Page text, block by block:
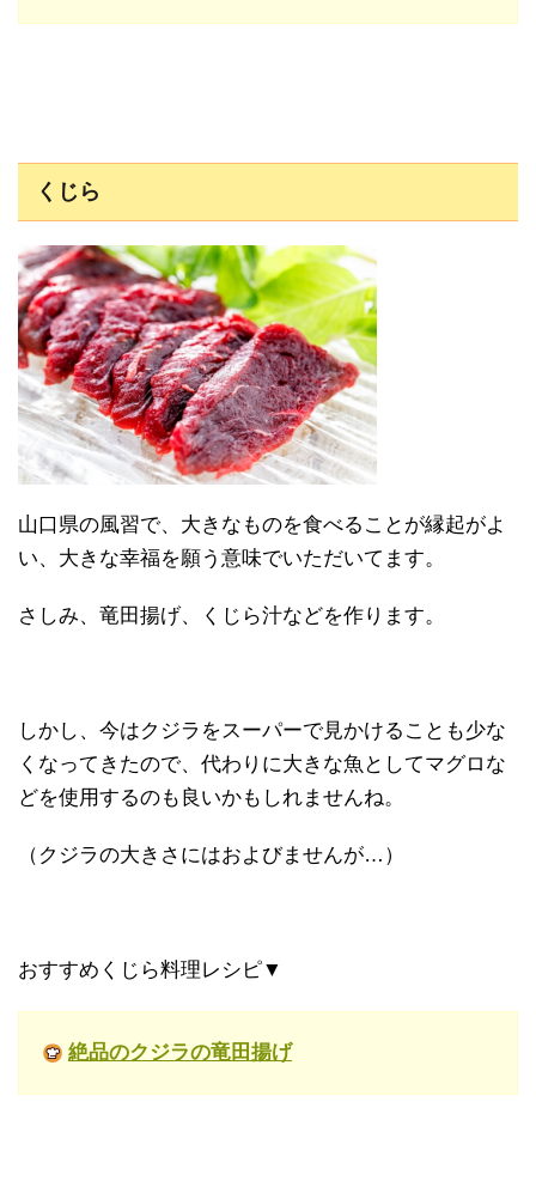
くじら
山口県の風習で、大きなものを食べることが縁起がよ
い、大きな幸福を願う意味でいただいてます。
さしみ、竜田揚げ、くじら汁などを作ります。
しかし、今はクジラをスーパーで見かけることも少な
くなってきたので、代わりに大きな魚としてマグロな
どを使用するのも良いかもしれませんね。
（クジラの大きさにはおよびませんが…）
おすすめくじら料理レシピ▼
絶品のクジラの竜田揚げ